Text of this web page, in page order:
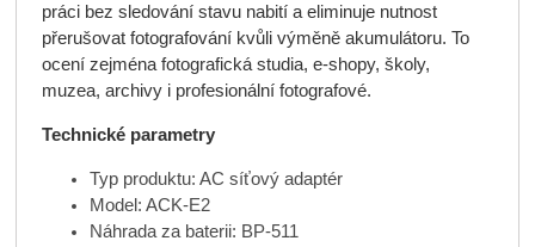
práci bez sledování stavu nabití a eliminuje nutnost
přerušovat fotografování kvůli výměně akumulátoru. To
ocení zejména fotografická studia, e-shopy, školy,
muzea, archivy i profesionální fotografové.
Technické parametry
Typ produktu: AC síťový adaptér
Model: ACK-E2
Náhrada za baterii: BP-511